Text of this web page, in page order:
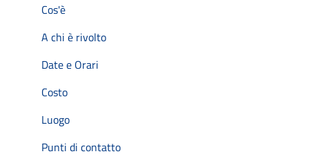
Cos'è
A chi è rivolto
Date e Orari
Costo
Luogo
Punti di contatto